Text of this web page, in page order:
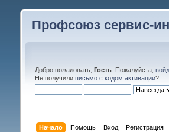
Профсоюз сервис-
Добро пожаловать, Гость. Пожалуйста,
Не получили письмо с кодом активации?
Начало Помощь Вход Регистрация